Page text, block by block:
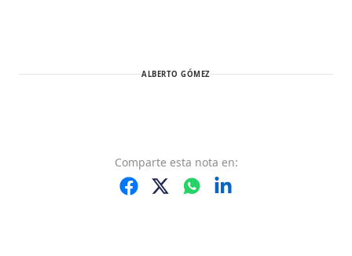
ALBERTO GÓMEZ
Comparte esta nota en: